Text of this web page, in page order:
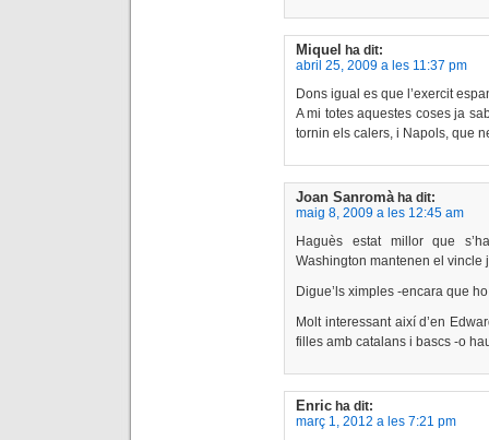
Miquel
ha dit:
abril 25, 2009 a les 11:37 pm
Dons igual es que l’exercit
A mi totes aquestes coses ja
tornin els calers, i Napols, que
Joan Sanromà ha dit:
maig 8, 2009 a les 12:45 am
Haguès estat millor que
Washington mantenen el vincle
Digue’ls ximples -encara que
Molt interessant així d’en
filles amb catalans i bascs -o
Enric ha dit:
març 1, 2012 a les 7:21 pm